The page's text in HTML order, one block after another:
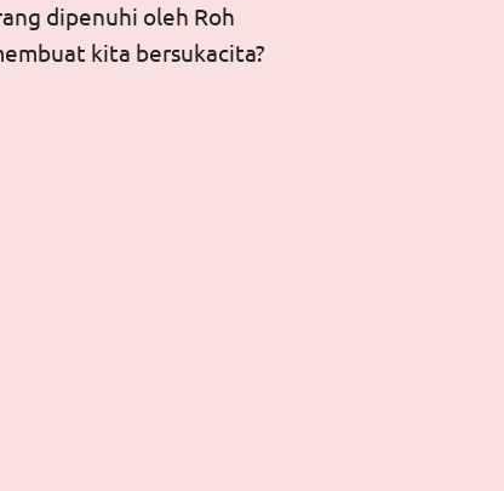
dipenuhi oleh Roh
kita bersukacita?